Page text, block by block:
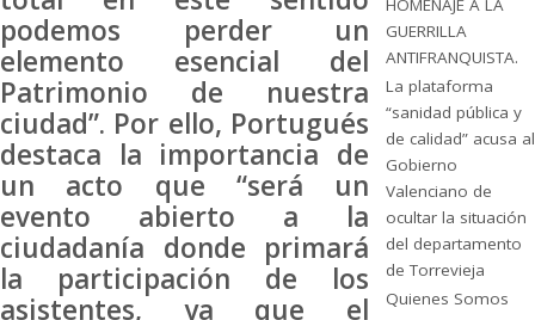
podemos perder un
elemento esencial del
Patrimonio de nuestra
ciudad”. Por ello, Portugués
destaca la importancia de
un acto que “será un
evento abierto a la
ciudadanía donde primará
la participación de los
asistentes, ya que el
HOMENAJE A LA
GUERRILLA
ANTIFRANQUISTA.
La plataforma
“sanidad pública y
de calidad” acusa al
Gobierno
Valenciano de
ocultar la situación
del departamento
de Torrevieja
Quienes Somos